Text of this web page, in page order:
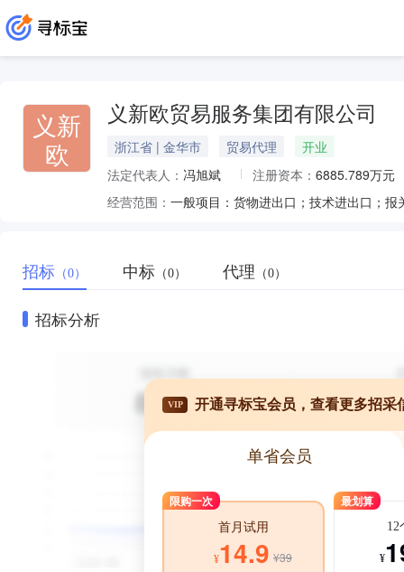
义新
欧
义新欧贸易服务集团有限公司
浙江省 | 金华市 贸易代理
开业
法定代表人： 冯旭斌 注册资本： 6885.789万元
经营范围：
招标 （0） 中标 （0） 代理 （0）
招标分析
VIP 开通寻标宝会员，查看更多招采
单省会员
限购一次
首月试用
¥14.9 ¥39
最划算
12
¥